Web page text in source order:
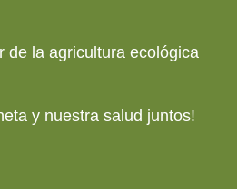
de la agricultura ecológica
y nuestra salud juntos!